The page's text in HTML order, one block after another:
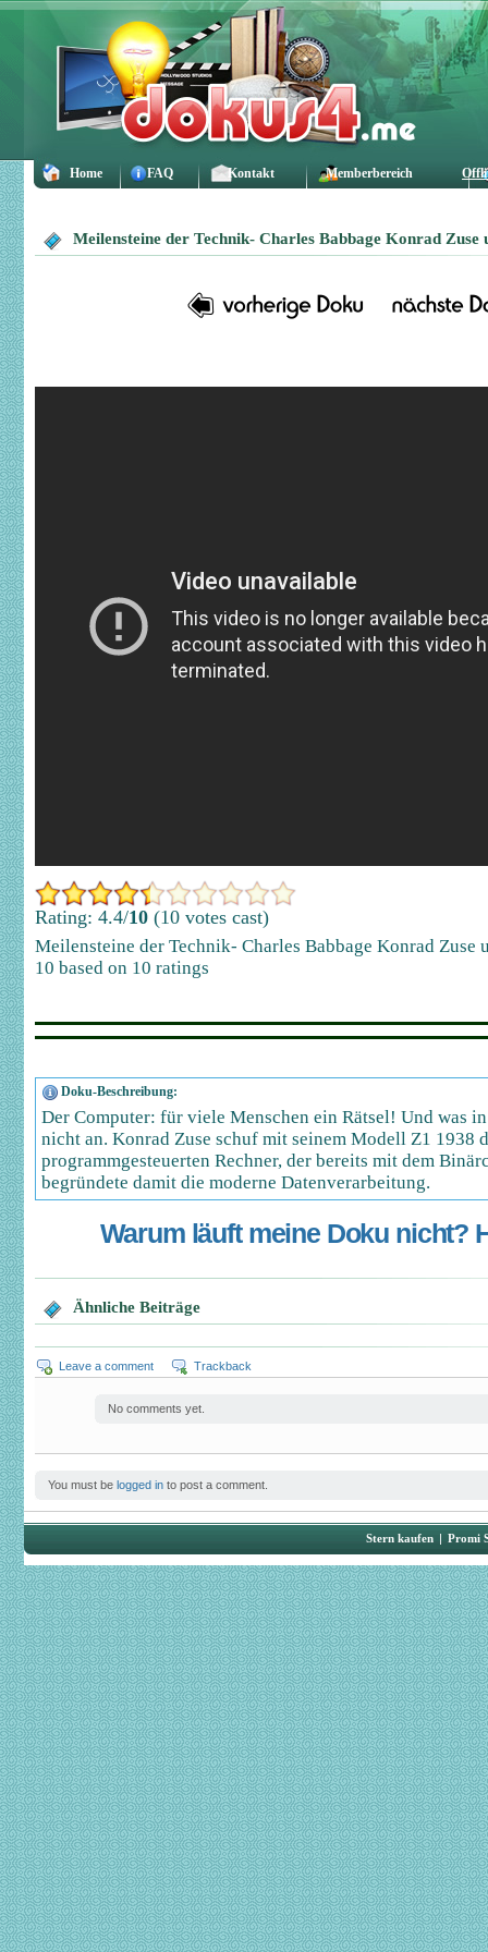
Home FAQ Kontakt Memberbereich
Meilensteine der Technik- Charles Babbage Konrad Zuse
Rating: 4.4/10 (10 votes cast)
Meilensteine der Technik- Charles Babbage Konrad Zuse
10 based on 10 ratings
Doku-Beschreibung:
Der Computer: für viele Menschen ein Rätsel! Und was
nicht an. Konrad Zuse schuf mit seinem Modell Z1 1938
programmgesteuerten Rechner, der bereits mit dem
begründete damit die moderne Datenverarbeitung.
Warum läuft meine Doku nicht?
Ähnliche Beiträge
Leave a comment Trackback
No comments yet.
You must be logged in to post a comment.
Stern kaufen | Promi